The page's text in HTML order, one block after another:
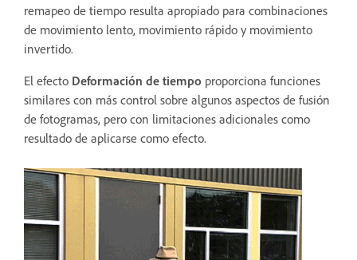
remapeo de tiempo resulta apropiado para combinaciones
de movimiento lento, movimiento rápido y movimiento
invertido.
El efecto Deformación de tiempo proporciona funciones
similares con más control sobre algunos aspectos de fusión
de fotogramas, pero con limitaciones adicionales como
resultado de aplicarse como efecto.